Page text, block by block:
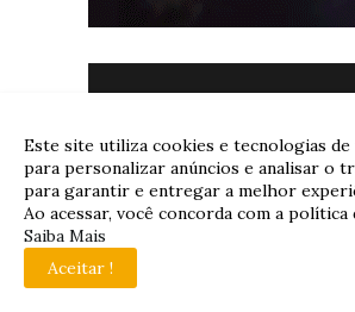
Este site utiliza cookies e tecnologias
para personalizar anúncios e analisar o
para garantir e entregar a melhor
Ao acessar, você concorda com a
Saiba Mais
Aceitar !